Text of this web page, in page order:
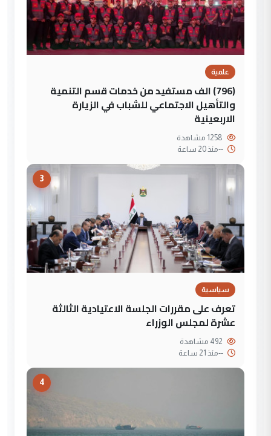
علمية
(796) الف مستفيد من خدمات قسم التنمية
والتأهيل الاجتماعي للشباب في الزيارة
الاربعينية
--منذ 20 ساعة
3
سياسية
تعرف على مقررات الجلسة الاعتيادية الثالثة
عشرة لمجلس الوزراء
--منذ 21 ساعة
4